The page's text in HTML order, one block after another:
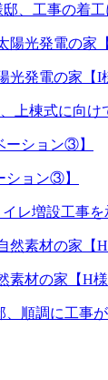
、工事の着
発電の家【I
上棟式に向
ション③】
レ増設工事
材の家【H
順調に工事